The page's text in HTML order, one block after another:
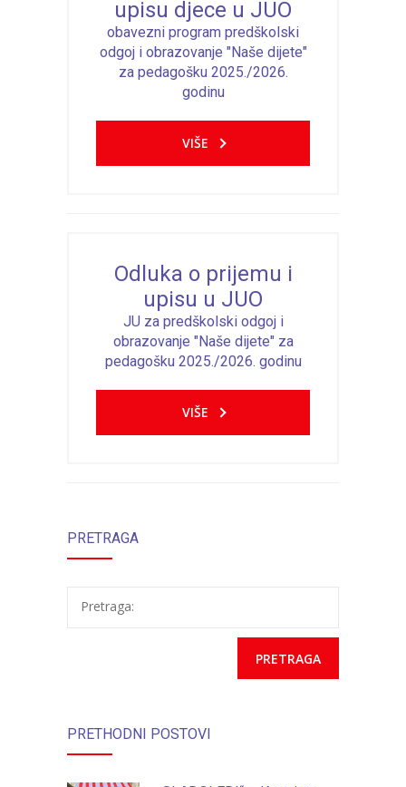
upisu djece u JUO
obavezni program predškolski
odgoj i obrazovanje "Naše dijete"
za pedagošku 2025./2026.
godinu
VIŠE
Odluka o prijemu i
upisu u JUO
JU za predškolski odgoj i
obrazovanje "Naše dijete" za
pedagošku 2025./2026. godinu
VIŠE
PRETRAGA
Pretraga:
PRETHODNI POSTOVI